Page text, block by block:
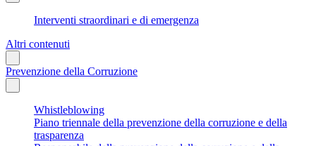
Interventi straordinari e di emergenza
Altri contenuti
Prevenzione della Corruzione
Whistleblowing
Piano triennale della prevenzione della corruzione e della
trasparenza